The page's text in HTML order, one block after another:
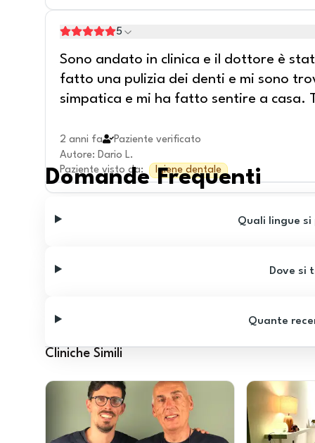
5
Sono andato in clinica e il dottore è
fatto una pulizia dei denti e mi sono
simpatica e mi ha fatto sentire a casa.
2 anni fa
Paziente verificato
Autore: Dario L.
Paziente visto da: Igiene dentale
Domande Frequenti
Quali lingue si
Dove si
Quante
Cliniche Simili